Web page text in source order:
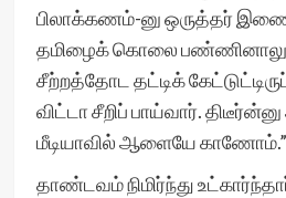
பிலாக்கணம்-னு ஒருத்தர்
தமிழைக் கொலை
சீற்றத்தோட தட்டிக்
விட்டா சீறிப் பாய்வார்.
மீடியாவில் ஆளையே காணோம்.”
தாண்டவம் நிமிர்ந்து